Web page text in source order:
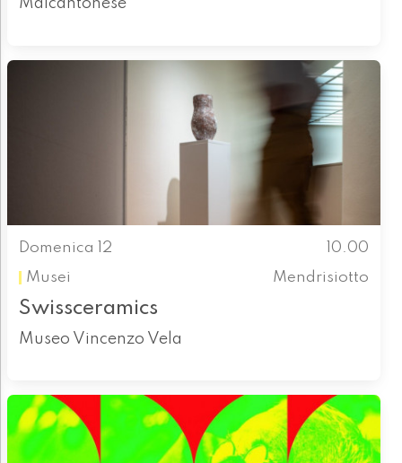
Malcantonese
Domenica 12
10.00
Musei
Mendrisiotto
Swissceramics
Museo Vincenzo Vela